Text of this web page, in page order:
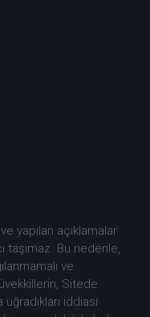
yapılan açıklamalar
taşımaz. Bu nedenle,
ve
Sitede
iddiası